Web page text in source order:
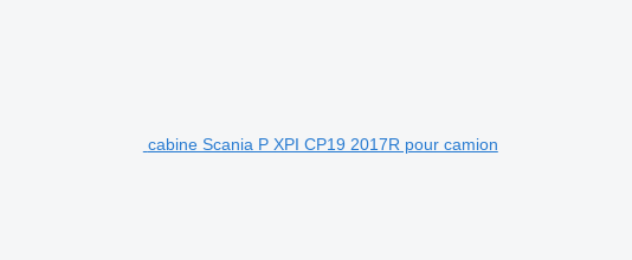
cabine Scania P XPI CP19 2017R pour camion